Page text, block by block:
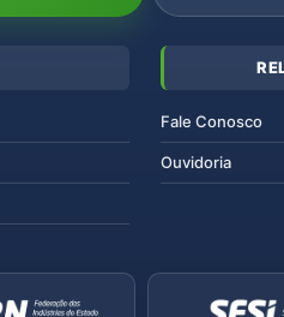
Fale Conosco
Ouvidoria